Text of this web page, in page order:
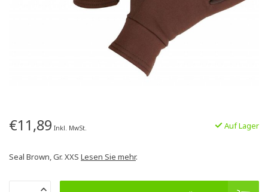
€11,89 Inkl. MwSt. Auf Lager
Seal Brown, Gr. XXS Lesen Sie mehr.